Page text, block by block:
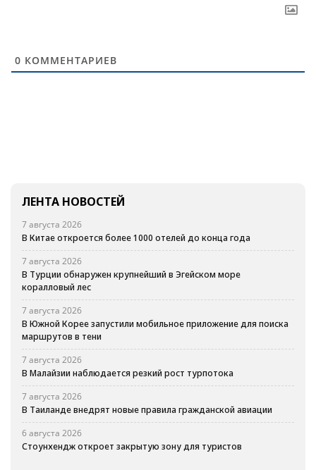
0 КОММЕНТАРИЕВ
ЛЕНТА НОВОСТЕЙ
7 августа 2026
В Китае откроется более 1000 отелей до конца года
7 августа 2026
В Турции обнаружен крупнейший в Эгейском море
коралловый лес
7 августа 2026
В Южной Корее запустили мобильное приложение для поиска
маршрутов в тени
7 августа 2026
В Малайзии наблюдается резкий рост турпотока
7 августа 2026
В Таиланде внедрят новые правила гражданской авиации
6 августа 2026
Стоунхендж откроет закрытую зону для туристов